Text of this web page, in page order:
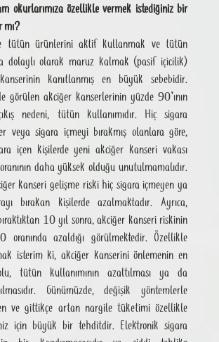
okurlarımıza özellikle vermek istediğiniz bir
mı?
tütün ürünlerini aktif kullanmak ve tütün
dolaylı olarak maruz kalmak (pasif içicilik)
kanıtlanmış en büyük sebebidir.
görülen akciğer kanserlerinin yüzde 90’ının
nedeni, tütün kullanımıdır. Hiç sigara
veya sigara içmeyi bırakmış olanlara göre,
içen kişilerde yeni akciğer kanseri vakası
daha yüksek olduğu unutulmamalıdır.
kanseri gelişme riski hiç sigara içmeyen ya
bırakan kişilerde azalmaktadır. Ayrıca,
10 yıl sonra, akciğer kanseri riskinin
oranında azaldığı görülmektedir. Özellikle
isterim ki, akciğer kanserini önlemenin en
tütün kullanımının azaltılması ya da
Günümüzde, değişik yöntemlerle
ve gittikçe artan nargile tüketimi özellikle
için büyük bir tehditdir. Elektronik sigara